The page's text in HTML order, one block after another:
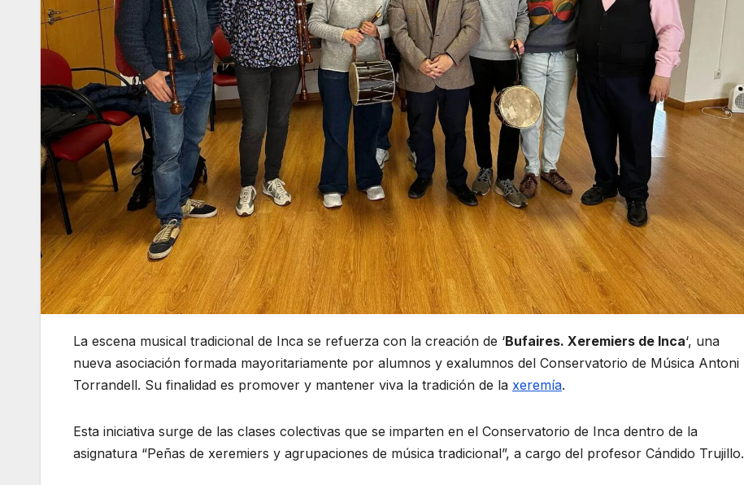
La escena musical tradicional de Inca se refuerza con la creación de ‘Bufaires. Xeremiers de Inca‘, una
nueva asociación formada mayoritariamente por alumnos y exalumnos del Conservatorio de Música Antoni
Torrandell. Su finalidad es promover y mantener viva la tradición de la xeremía.
Esta iniciativa surge de las clases colectivas que se imparten en el Conservatorio de Inca dentro de la
asignatura “Peñas de xeremiers y agrupaciones de música tradicional”, a cargo del profesor Cándido Trujillo.